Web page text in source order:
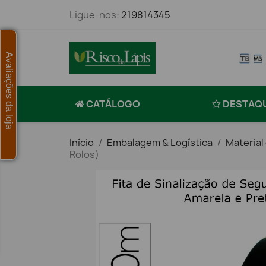
Ligue-nos: 219814345
CATÁLOGO
Início Embalagem & Logística
Material
Rolos)
Avaliações da loja